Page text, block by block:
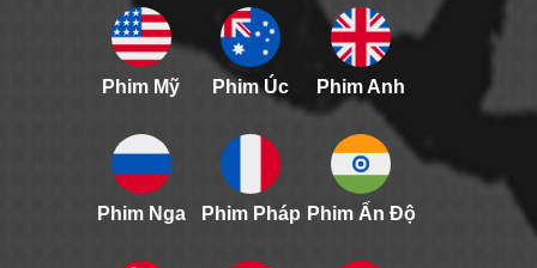
Phim Mỹ Phim Úc Phim Anh
Phim Nga Phim Pháp Phim Ấn Độ